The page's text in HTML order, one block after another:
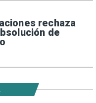
rechaza
de